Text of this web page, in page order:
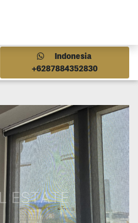
Indonesia
+6287884352830